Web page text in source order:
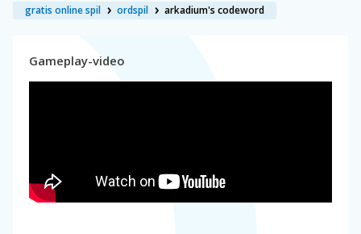
gratis online spil ordspil arkadium's codeword
Gameplay-video